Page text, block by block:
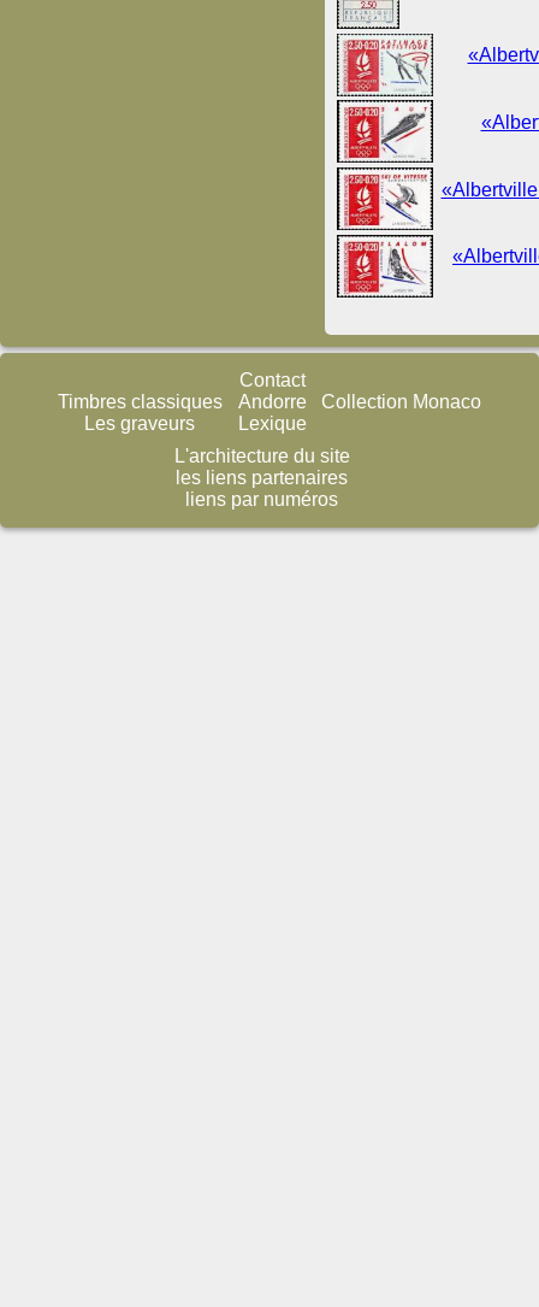
Timbres classiques
Les graveurs
Contact
Andorre
Lexique
Collection Monaco
L'architecture du site
les liens partenaires
liens par numéros